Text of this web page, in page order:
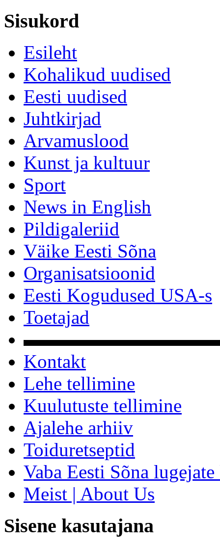
Sisukord
Esileht
Kohalikud uudised
Eesti uudised
Juhtkirjad
Arvamuslood
Kunst ja kultuur
Sport
News in English
Pildigaleriid
Väike Eesti Sõna
Organisatsioonid
Eesti Kogudused USA-s
Toetajad
Kontakt
Lehe tellimine
Kuulutuste tellimine
Ajalehe arhiiv
Toiduretseptid
Vaba Eesti Sõna
Meist | About Us
Sisene kasutajana